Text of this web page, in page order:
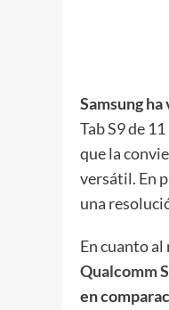
Samsung
Tab S9 de
que la
versátil. En
una
En cuanto
Qualcomm
en